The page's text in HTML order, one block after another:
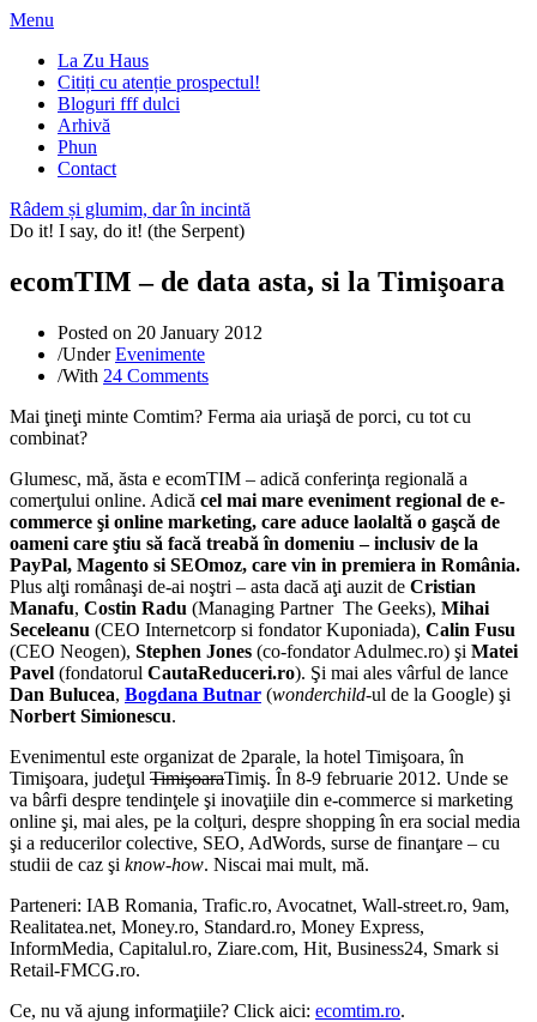
Menu
La Zu Haus
Citiți cu atenție prospectul!
Bloguri fff dulci
Arhivă
Phun
Contact
Râdem și glumim, dar în incintă
Do it! I say, do it! (the Serpent)
ecomTIM – de data asta, si la Timişoara
Posted on 20 January 2012
/UnderEvenimente
/With 24 Comments
Mai ţineţi minte Comtim? Ferma aia uriaşă de porci, cu tot cu
combinat?
Glumesc, mă, ăsta e ecomTIM – adică conferinţa regională a
comerţului online. Adică cel mai mare eveniment regional de e-
commerce şi online marketing, care aduce laolaltă o gaşcă de
oameni care ştiu să facă treabă în domeniu – inclusiv de la
PayPal, Magento si SEOmoz, care vin in premiera in România.
Plus alţi românaşi de-ai noştri – asta dacă aţi auzit de Cristian
Manafu, Costin Radu (Managing Partner The Geeks), Mihai
Seceleanu (CEO Internetcorp si fondator Kuponiada), Calin Fusu
(CEO Neogen), Stephen Jones (co-fondator Adulmec.ro) şi Matei
Pavel (fondatorul CautaReduceri.ro). Şi mai ales vârful de lance
Dan Bulucea, Bogdana Butnar (wonderchild-ul de la Google) şi
Norbert Simionescu.
Evenimentul este organizat de 2parale, la hotel Timişoara, în
Timişoara, judeţul TimişoaraTimiş. În 8-9 februarie 2012. Unde se
va bârfi despre tendinţele şi inovaţiile din e-commerce si marketing
online şi, mai ales, pe la colţuri, despre shopping în era social media
şi a reducerilor colective, SEO, AdWords, surse de finanţare – cu
studii de caz şi know-how. Niscai mai mult, mă.
Parteneri: IAB Romania, Trafic.ro, Avocatnet, Wall-street.ro, 9am,
Realitatea.net, Money.ro, Standard.ro, Money Express,
InformMedia, Capitalul.ro, Ziare.com, Hit, Business24, Smark si
Retail-FMCG.ro.
Ce, nu vă ajung informaţiile? Click aici: ecomtim.ro.